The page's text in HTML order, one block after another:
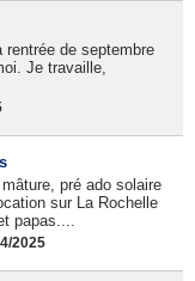
de septembre
Je travaille,
pré ado solaire
sur La Rochelle
papas....
2025